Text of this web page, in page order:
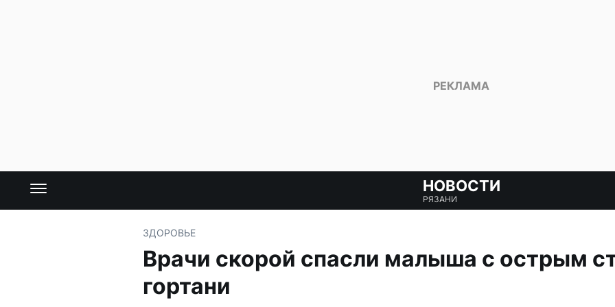
НОВОСТИ
РЯЗАНИ
ЗДОРОВЬЕ
Врачи скорой спасли малыша с острым
гортани